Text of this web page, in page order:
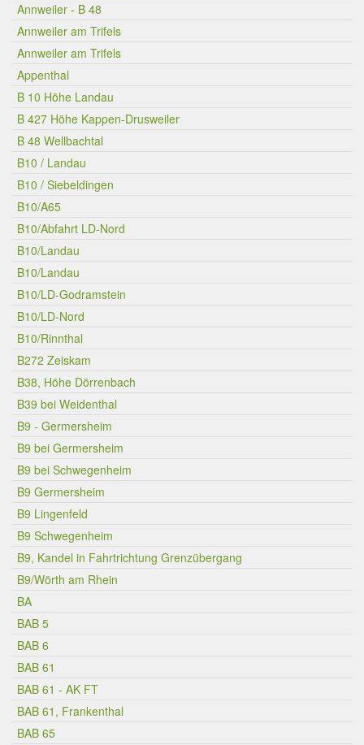
Annweiler - B 48
Annweiler am Trifels
Annweiler am Trifels
Appenthal
B 10 Höhe Landau
B 427 Höhe Kappen-Drusweiler
B 48 Wellbachtal
B10 / Landau
B10 / Siebeldingen
B10/A65
B10/Abfahrt LD-Nord
B10/Landau
B10/Landau
B10/LD-Godramstein
B10/LD-Nord
B10/Rinnthal
B272 Zeiskam
B38, Höhe Dörrenbach
B39 bei Weidenthal
B9 - Germersheim
B9 bei Germersheim
B9 bei Schwegenheim
B9 Germersheim
B9 Lingenfeld
B9 Schwegenheim
B9, Kandel in Fahrtrichtung Grenzübergang
B9/Wörth am Rhein
BA
BAB 5
BAB 6
BAB 61
BAB 61 - AK FT
BAB 61, Frankenthal
BAB 65